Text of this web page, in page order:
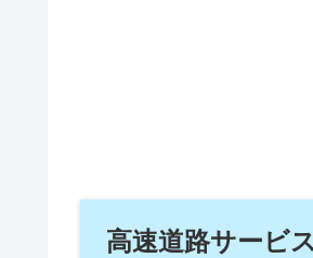
高速道路サービ